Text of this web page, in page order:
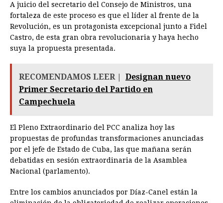
A juicio del secretario del Consejo de Ministros, una
fortaleza de este proceso es que el líder al frente de la
Revolución, es un protagonista excepcional junto a Fidel
Castro, de esta gran obra revolucionaria y haya hecho
suya la propuesta presentada.
RECOMENDAMOS LEER |
Designan nuevo
Primer Secretario del Partido en
Campechuela
El Pleno Extraordinario del PCC analiza hoy las
propuestas de profundas transformaciones anunciadas
por el jefe de Estado de Cuba, las que mañana serán
debatidas en sesión extraordinaria de la Asamblea
Nacional (parlamento).
Entre los cambios anunciados por Díaz-Canel están la